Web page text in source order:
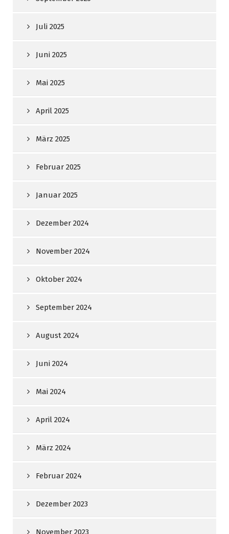
Juli 2025
Juni 2025
Mai 2025
April 2025
März 2025
Februar 2025
Januar 2025
Dezember 2024
November 2024
Oktober 2024
September 2024
August 2024
Juni 2024
Mai 2024
April 2024
März 2024
Februar 2024
Dezember 2023